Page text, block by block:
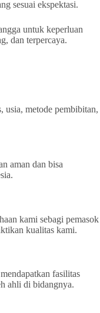
sesuai ekspektasi.
untuk keperluan
dan terpercaya.
usia, metode pembibitan,
aman dan bisa
kami sebagi pemasok
kualitas kami.
fasilitas
ahli di bidangnya.